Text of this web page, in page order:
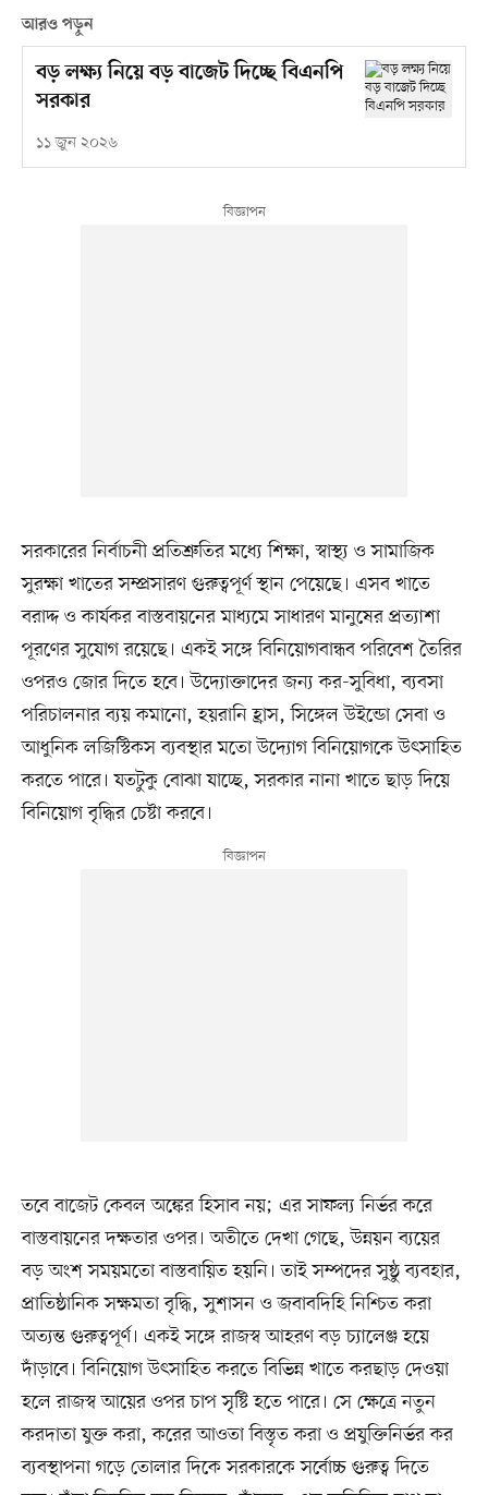
আরও পড়ুন
বড় লক্ষ্য নিয়ে বড় বাজেট দিচ্ছে বিএনপি
সরকার
১১ জুন ২০২৬
সরকারের নির্বাচনী প্রতিশ্রুতির মধ্যে শিক্ষা, স্বাস্থ্য ও সামাজিক
সুরক্ষা খাতের সম্প্রসারণ গুরুত্বপূর্ণ স্থান পেয়েছে। এসব খাতে
বরাদ্দ ও কার্যকর বাস্তবায়নের মাধ্যমে সাধারণ মানুষের প্রত্যাশা
পূরণের সুযোগ রয়েছে। একই সঙ্গে বিনিয়োগবান্ধব পরিবেশ তৈরির
ওপরও জোর দিতে হবে। উদ্যোক্তাদের জন্য কর-সুবিধা, ব্যবসা
পরিচালনার ব্যয় কমানো, হয়রানি হ্রাস, সিঙ্গেল উইন্ডো সেবা ও
আধুনিক লজিস্টিকস ব্যবস্থার মতো উদ্যোগ বিনিয়োগকে উৎসাহিত
করতে পারে। যতটুকু বোঝা যাচ্ছে, সরকার নানা খাতে ছাড় দিয়ে
বিনিয়োগ বৃদ্ধির চেষ্টা করবে।
তবে বাজেট কেবল অঙ্কের হিসাব নয়; এর সাফল্য নির্ভর করে
বাস্তবায়নের দক্ষতার ওপর। অতীতে দেখা গেছে, উন্নয়ন ব্যয়ের
বড় অংশ সময়মতো বাস্তবায়িত হয়নি। তাই সম্পদের সুষ্ঠু ব্যবহার,
প্রাতিষ্ঠানিক সক্ষমতা বৃদ্ধি, সুশাসন ও জবাবদিহি নিশ্চিত করা
অত্যন্ত গুরুত্বপূর্ণ। একই সঙ্গে রাজস্ব আহরণ বড় চ্যালেঞ্জ হয়ে
দাঁড়াবে। বিনিয়োগ উৎসাহিত করতে বিভিন্ন খাতে করছাড় দেওয়া
হলে রাজস্ব আয়ের ওপর চাপ সৃষ্টি হতে পারে। সে ক্ষেত্রে নতুন
করদাতা যুক্ত করা, করের আওতা বিস্তৃত করা ও প্রযুক্তিনির্ভর কর
ব্যবস্থাপনা গড়ে তোলার দিকে সরকারকে সর্বোচ্চ গুরুত্ব দিতে